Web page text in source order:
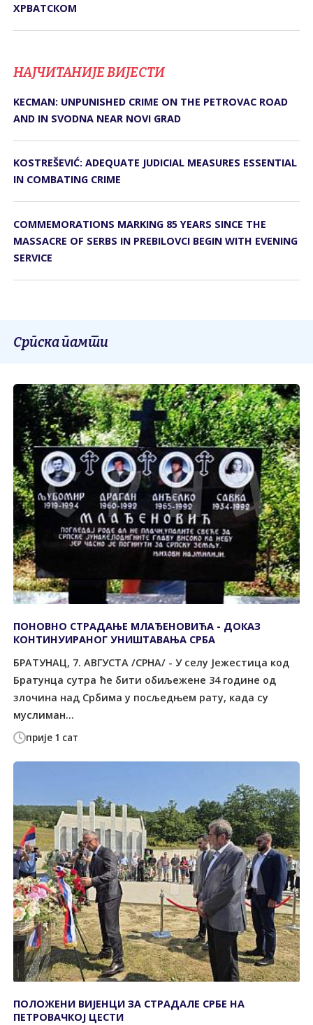
ХРВАТСКОМ
НАЈЧИТАНИЈЕ ВИЈЕСТИ
KECMAN: UNPUNISHED CRIME ON THE PETROVAC ROAD
AND IN SVODNA NEAR NOVI GRAD
KOSTREŠEVIĆ: ADEQUATE JUDICIAL MEASURES ESSENTIAL
IN COMBATING CRIME
COMMEMORATIONS MARKING 85 YEARS SINCE THE
MASSACRE OF SERBS IN PREBILOVCI BEGIN WITH EVENING
SERVICE
Српска памти
прије 1 сат
ПОНОВНО СТРАДАЊЕ МЛАЂЕНОВИЋА - ДОКАЗ
КОНТИНУИРАНОГ УНИШТАВАЊА СРБА
БРАТУНАЦ, 7. АВГУСТА /СРНА/ - У селу Јежестица код
Братунца сутра ће бити обиљежене 34 године од
злочина над Србима у посљедњем рату, када су
муслиман...
ПОЛОЖЕНИ ВИЈЕНЦИ ЗА СТРАДАЛЕ СРБЕ НА
ПЕТРОВАЧКОЈ ЦЕСТИ